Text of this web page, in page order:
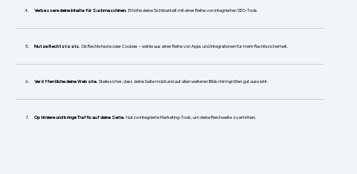
​Verbessere deine Inhalte für Suchmaschinen. Erhöhe deine Sichtbarkeit mit einer Reihe von integrierten SEO-Tools.
Nutze Rechtstools. Ob Rechtstexte oder Cookies – wähle aus einer Reihe von Apps und Integrationen für mehr Rechtssicherheit.
Veröffentliche deine Website. Stelle sicher, dass deine Seite mobil und auf allen weiteren Bildschirmgrößen gut aussieht.
Optimiere und bringe Traffic auf deine Seite. Nutze integrierte Marketing-Tools, um deine Reichweite zu erhöhen.